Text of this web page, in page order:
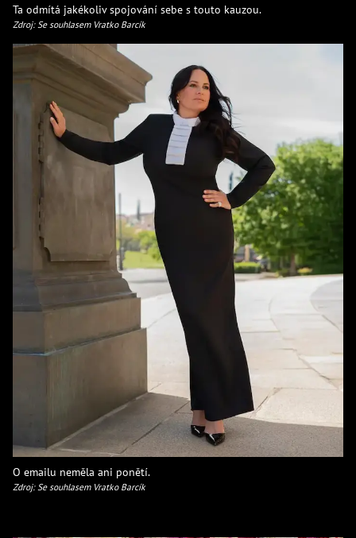
Ta odmítá jakékoliv spojování sebe s touto kauzou.
Zdroj: Se souhlasem Vratko Barcík
O emailu neměla ani ponětí.
Zdroj: Se souhlasem Vratko Barcík